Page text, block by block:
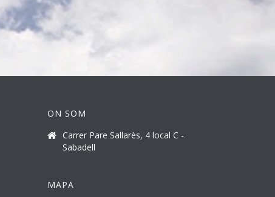
ON SOM
Carrer Pare Sallarès, 4 local C -
Sabadell
MAPA